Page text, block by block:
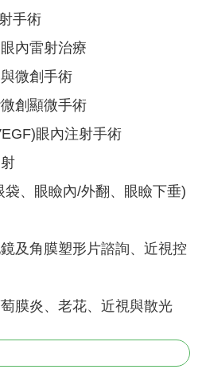
手術
內雷射治療
微創手術
創顯微手術
眼內注射手術
袋、眼瞼內/外翻、眼瞼下垂)
及角膜塑形片諮詢、近視控
膜炎、老花、近視與散光